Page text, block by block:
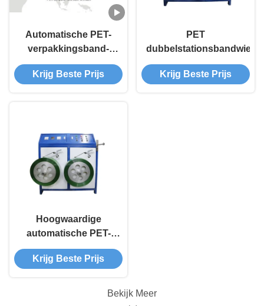
Automatische PET-
verpakkingsband-
opvouwmachine
Krijg Beste Prijs
PET
Krijg Beste Prijs
Hoogwaardige
automatische PET-
bandwinding
Krijg Beste Prijs
Bekijk Meer